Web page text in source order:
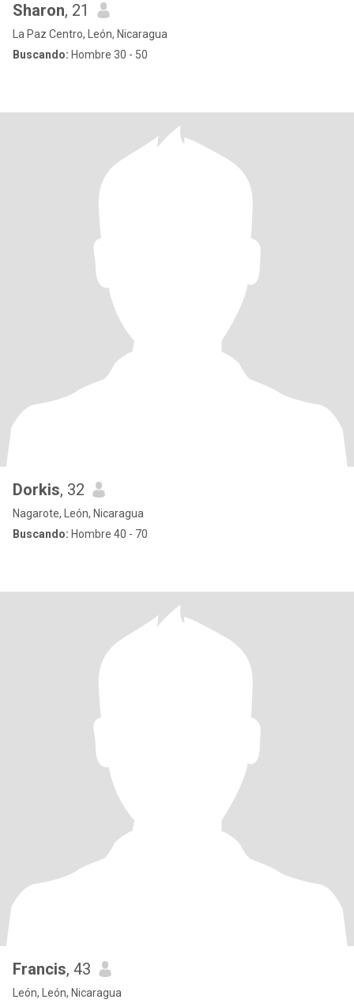
Sharon, 21
La Paz Centro, León, Nicaragua
Buscando: Hombre 30 - 50
Dorkis, 32
Nagarote, León, Nicaragua
Buscando: Hombre 40 - 70
Francis, 43
León, León, Nicaragua